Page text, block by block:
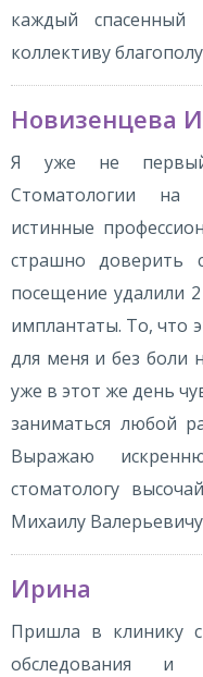
каждый
коллективу
Новизенцева
Я уже не первый
Стоматологии на
истинные
страшно доверить
посещение удалили
имплантаты. То, что
для меня и без боли
уже в этот же день
заниматься любой
Выражаю
стоматологу
Михаилу
Ирина
Пришла в клинику
обследования и